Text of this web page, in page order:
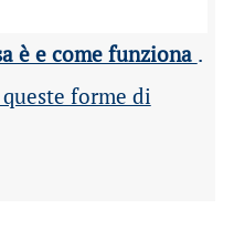
è e come funziona .
forme di